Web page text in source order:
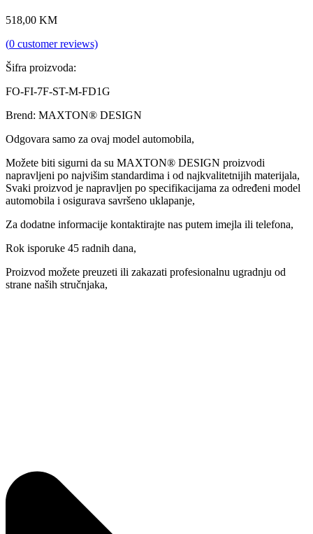
518,00 KM
(0 customer reviews)
Šifra proizvoda:
FO-FI-7F-ST-M-FD1G
Brend: MAXTON® DESIGN
Odgovara samo za ovaj model automobila,
Možete biti sigurni da su MAXTON® DESIGN proizvodi
napravljeni po najvišim standardima i od najkvalitetnijih materijala,
Svaki proizvod je napravljen po specifikacijama za određeni model
automobila i osigurava savršeno uklapanje,
Za dodatne informacije kontaktirajte nas putem imejla ili telefona,
Rok isporuke 45 radnih dana,
Proizvod možete preuzeti ili zakazati profesionalnu ugradnju od
strane naših stručnjaka,